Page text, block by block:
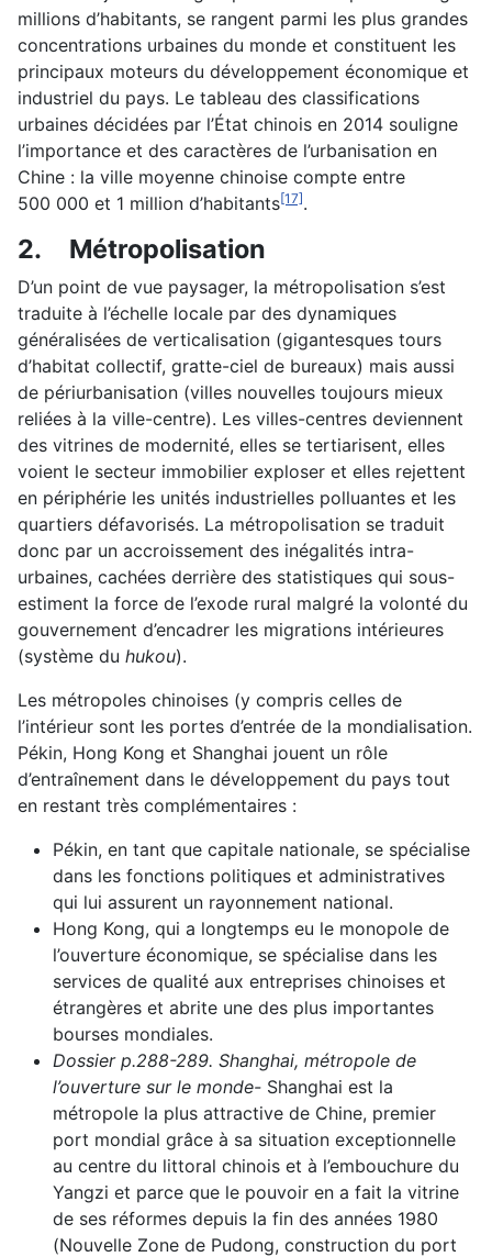
millions d’habitants, se rangent parmi les plus grandes
concentrations urbaines du monde et constituent les
principaux moteurs du développement économique et
industriel du pays. Le tableau des classifications
urbaines décidées par l’État chinois en 2014 souligne
l’importance et des caractères de l’urbanisation en
Chine : la ville moyenne chinoise compte entre
500 000 et 1 million d’habitants[17].
2. Métropolisation
D’un point de vue paysager, la métropolisation s’est
traduite à l’échelle locale par des dynamiques
généralisées de verticalisation (gigantesques tours
d’habitat collectif, gratte-ciel de bureaux) mais aussi
de périurbanisation (villes nouvelles toujours mieux
reliées à la ville-centre). Les villes-centres deviennent
des vitrines de modernité, elles se tertiarisent, elles
voient le secteur immobilier exploser et elles rejettent
en périphérie les unités industrielles polluantes et les
quartiers défavorisés. La métropolisation se traduit
donc par un accroissement des inégalités intra-
urbaines, cachées derrière des statistiques qui sous-
estiment la force de l’exode rural malgré la volonté du
gouvernement d’encadrer les migrations intérieures
(système du hukou).
Les métropoles chinoises (y compris celles de
l’intérieur sont les portes d’entrée de la mondialisation.
Pékin, Hong Kong et Shanghai jouent un rôle
d’entraînement dans le développement du pays tout
en restant très complémentaires :
Pékin, en tant que capitale nationale, se spécialise
dans les fonctions politiques et administratives
qui lui assurent un rayonnement national.
Hong Kong, qui a longtemps eu le monopole de
l’ouverture économique, se spécialise dans les
services de qualité aux entreprises chinoises et
étrangères et abrite une des plus importantes
bourses mondiales.
Dossier p.288-289. Shanghai, métropole de
l’ouverture sur le monde- Shanghai est la
métropole la plus attractive de Chine, premier
port mondial grâce à sa situation exceptionnelle
au centre du littoral chinois et à l’embouchure du
Yangzi et parce que le pouvoir en a fait la vitrine
de ses réformes depuis la fin des années 1980
(Nouvelle Zone de Pudong, construction du port